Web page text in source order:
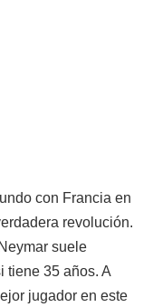
con Francia en
revolución.
suele
tiene 35 años. A
jugador en este